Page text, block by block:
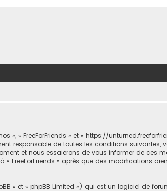
», « FreeForFriends » et « https://
responsable de toutes les conditions suivantes,
et nous essaierons de vous informer de ces
FreeForFriends » après que des modifications
» et « phpBB Limited ») qui est un logiciel de